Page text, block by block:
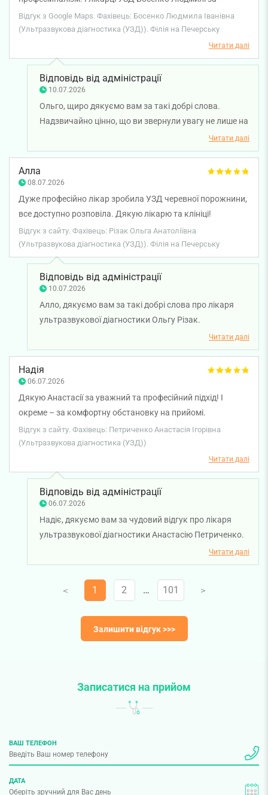
чудовий прийом.
Відгук з Google Maps. Фахівець: Босенко Людмила Іванівна
(Ультразвукова діагностика (УЗД)). Філія на Печерську
Читати далі
Відповідь від адміністрації
10.07.2026
Ольго, щиро дякуємо вам за такі добрі слова.
Надзвичайно цінно, що ви звернули увагу не лише на
діагностики Людмили Босенко, а й на турботу та
привітність нашого адміністратора. Бажаємо вам
міцного здоров'я!
Читати далі
Алла
08.07.2026
Дуже професійно лікар зробила УЗД черевної порожнини,
все доступно розповіла. Дякую лікарю та клініці!
Відгук з сайту. Фахівець: Різак Ольга Анатоліївна
(Ультразвукова діагностика (УЗД)). Філія на Печерську
Відповідь від адміністрації
10.07.2026
Алло, дякуємо вам за такі добрі слова про лікаря
ультразвукової діагностики Ольгу Різак.
Надзвичайно цінно, що професійність, уважність і
вміння лікаря доступно пояснити результати
обстеження допомогли вам отримати приємний
досвід від візиту. Бажаємо вам міцного здоров'я!
Читати далі
Надія
06.07.2026
Дякую Анастасії за уважний та професійний підхід! І
окреме – за комфортну обстановку на прийомі.
Залишилась дуже задоволеною і обовʼязково буду
звертатись до вас на планові огляди.
Відгук з сайту. Фахівець: Петриченко Анастасія Ігорівна
(Ультразвукова діагностика (УЗД))
Читати далі
Відповідь від адміністрації
06.07.2026
Надіє, дякуємо вам за чудовий відгук про лікаря
ультразвукової діагностики Анастасію Петриченко.
отримував не лише якісну медичну допомогу, а й
почувався комфортно під час консультації. Бажаємо
вам міцного здоров'я!
Читати далі
V 1 2 … 101 V
Залишити відгук >>>
Записатися на прийом
ВАШ ТЕЛЕФОН
ДАТА